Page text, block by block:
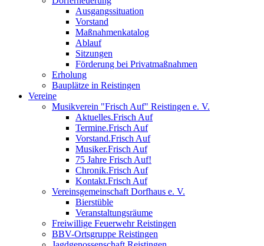
Ausgangssituation
Vorstand
Maßnahmenkatalog
Ablauf
Sitzungen
Förderung bei Privatmaßnahmen
Erholung
Bauplätze in Reistingen
Vereine
Musikverein "Frisch Auf" Reistingen e. V.
Aktuelles.Frisch Auf
Termine.Frisch Auf
Vorstand.Frisch Auf
Musiker.Frisch Auf
75 Jahre Frisch Auf!
Chronik.Frisch Auf
Kontakt.Frisch Auf
Vereinsgemeinschaft Dorfhaus e. V.
Bierstüble
Veranstaltungsräume
Freiwillige Feuerwehr Reistingen
BBV-Ortsgruppe Reistingen